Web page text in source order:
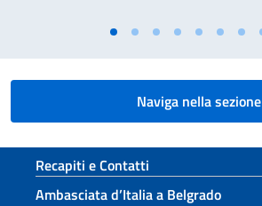
Naviga nella sezione
Sezione footer
Recapiti e Contatti
Ambasciata d’Italia a Belgrado